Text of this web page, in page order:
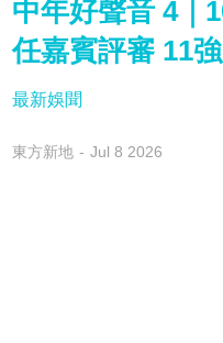
中年好聲音 4｜
任嘉賓評審 11
最新娛聞
東方新地 Jul 8 2026